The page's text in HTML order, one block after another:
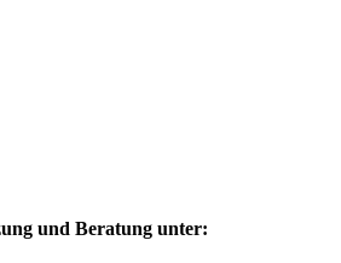
und Beratung unter: